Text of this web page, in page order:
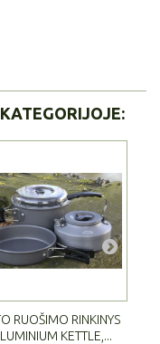
RUOŠIMO RINKINYS
KETTLE,...